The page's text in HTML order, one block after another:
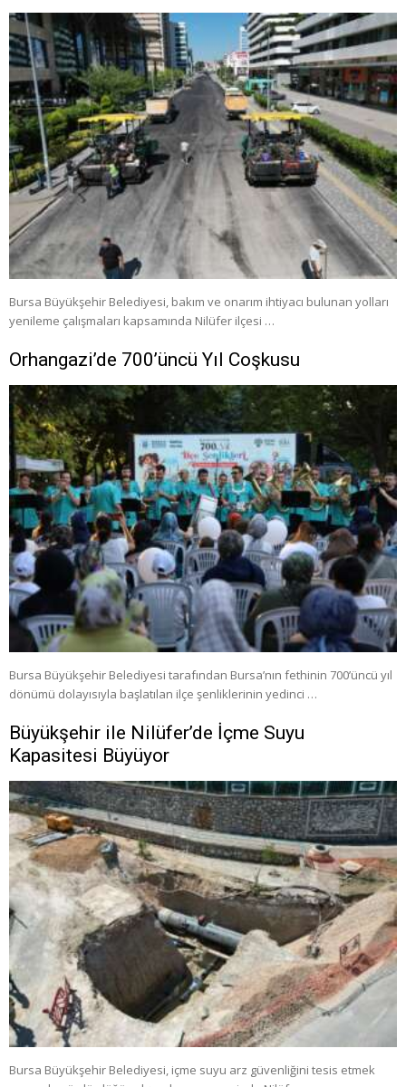
Bursa Büyükşehir Belediyesi, bakım ve onarım ihtiyacı bulunan yolları
yenileme çalışmaları kapsamında Nilüfer ilçesi …
Orhangazi’de 700’üncü Yıl Coşkusu
Bursa Büyükşehir Belediyesi tarafından Bursa’nın fethinin 700’üncü yıl
dönümü dolayısıyla başlatılan ilçe şenliklerinin yedinci …
Büyükşehir ile Nilüfer’de İçme Suyu
Kapasitesi Büyüyor
Bursa Büyükşehir Belediyesi, içme suyu arz güvenliğini tesis etmek